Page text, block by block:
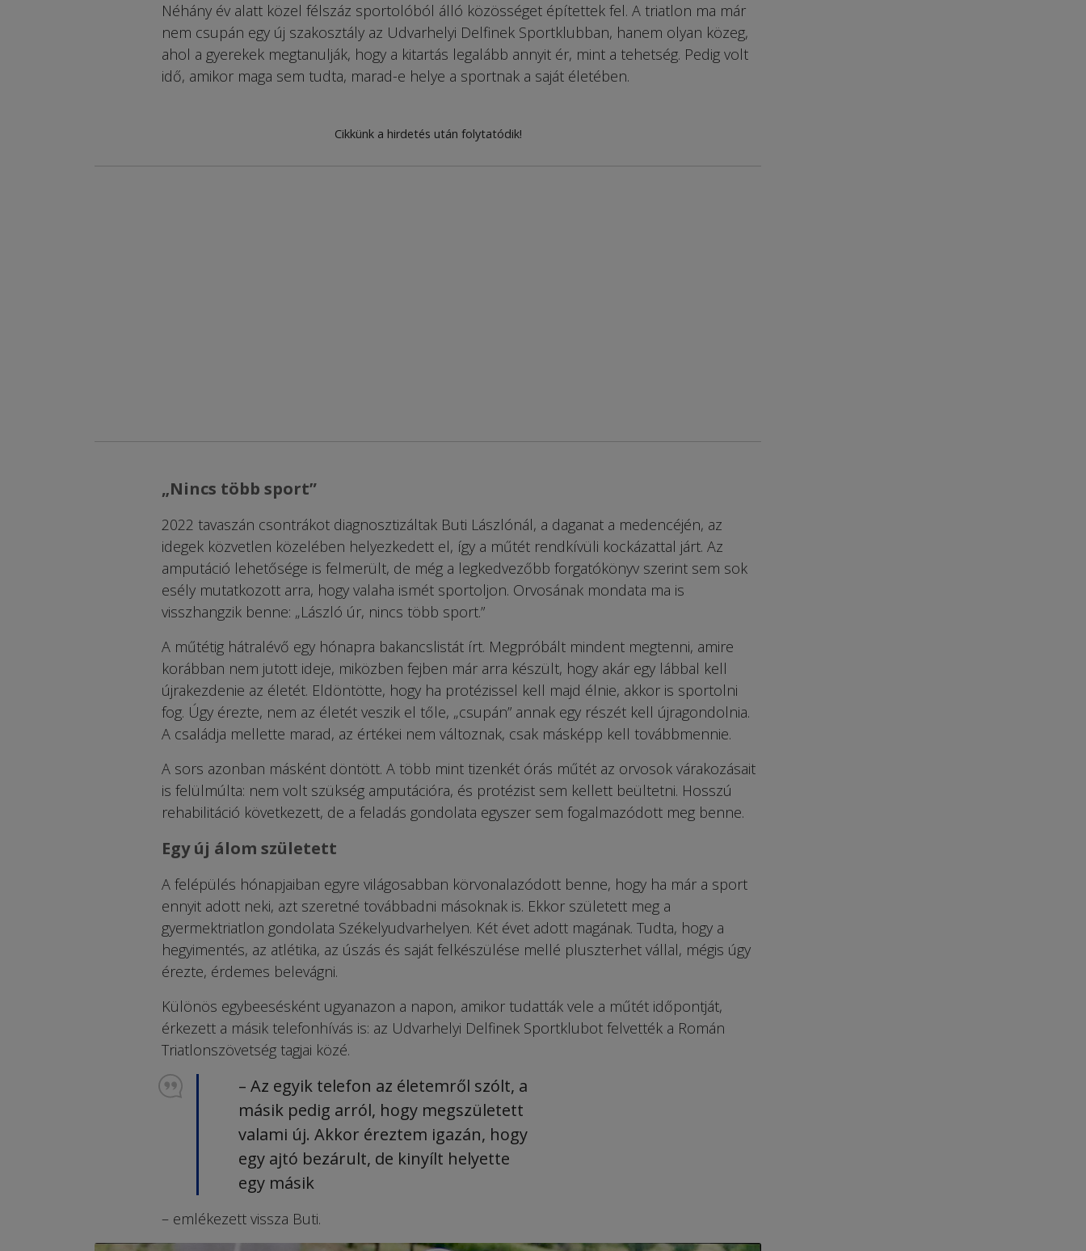
Néhány év alatt közel félszáz sportolóból álló közösséget építettek fel. A triatlon ma már
nem csupán egy új szakosztály az Udvarhelyi Delfinek Sportklubban, hanem olyan közeg,
ahol a gyerekek megtanulják, hogy a kitartás legalább annyit ér, mint a tehetség. Pedig volt
idő, amikor maga sem tudta, marad-e helye a sportnak a saját életében.
Cikkünk a hirdetés után folytatódik!
„Nincs több sport”
2022 tavaszán csont­rákot diagnosztizáltak Buti Lászlónál, a daganat a medencéjén, az
idegek közvetlen közelében helyezkedett el, így a műtét rendkívüli kockázattal járt. Az
amputáció lehetősége is felmerült, de még a legkedvezőbb forgatókönyv szerint sem sok
esély mutatkozott arra, hogy valaha ismét sportoljon. Orvosának mondata ma is
visszhangzik benne: „László úr, nincs több sport.”
A műtétig hátralévő egy hónapra bakancslistát írt. Megpróbált mindent megtenni, amire
korábban nem jutott ideje, miközben fejben már arra készült, hogy akár egy lábbal kell
újrakezdenie az életét. Eldöntötte, hogy ha protézissel kell majd élnie, akkor is sportolni
fog. Úgy érezte, nem az életét veszik el tőle, „csupán” annak egy részét kell újragondolnia.
A családja mellette marad, az értékei nem változnak, csak másképp kell továbbmennie.
A sors azonban másként döntött. A több mint tizenkét órás műtét az orvosok várakozásait
is felülmúlta: nem volt szükség amputációra, és protézist sem kellett beültetni. Hosszú
rehabilitáció következett, de a feladás gondolata egyszer sem fogalmazódott meg benne.
Egy új álom született
A felépülés hónapjaiban egyre világosabban körvonalazódott benne, hogy ha már a sport
ennyit adott neki, azt szeretné továbbadni másoknak is. Ekkor született meg a
gyermektriatlon gondolata Szé­kely­udvarhelyen. Két évet adott magának. Tudta, hogy a
hegyimentés, az atlétika, az úszás és saját felkészülése mellé pluszterhet vállal, mégis úgy
érezte, érdemes belevágni.
Különös egybeesésként ugyan­azon a napon, amikor tudatták vele a műtét időpontját,
érkezett a másik telefonhívás is: az Udvarhelyi Delfinek Sportklubot felvették a Román
Triatlonszövetség tagjai közé.
– Az egyik telefon az életemről szólt, a
másik pedig arról, hogy megszületett
valami új. Akkor éreztem igazán, hogy
egy ajtó bezárult, de kinyílt helyette
egy másik
– emlékezett vissza Buti.